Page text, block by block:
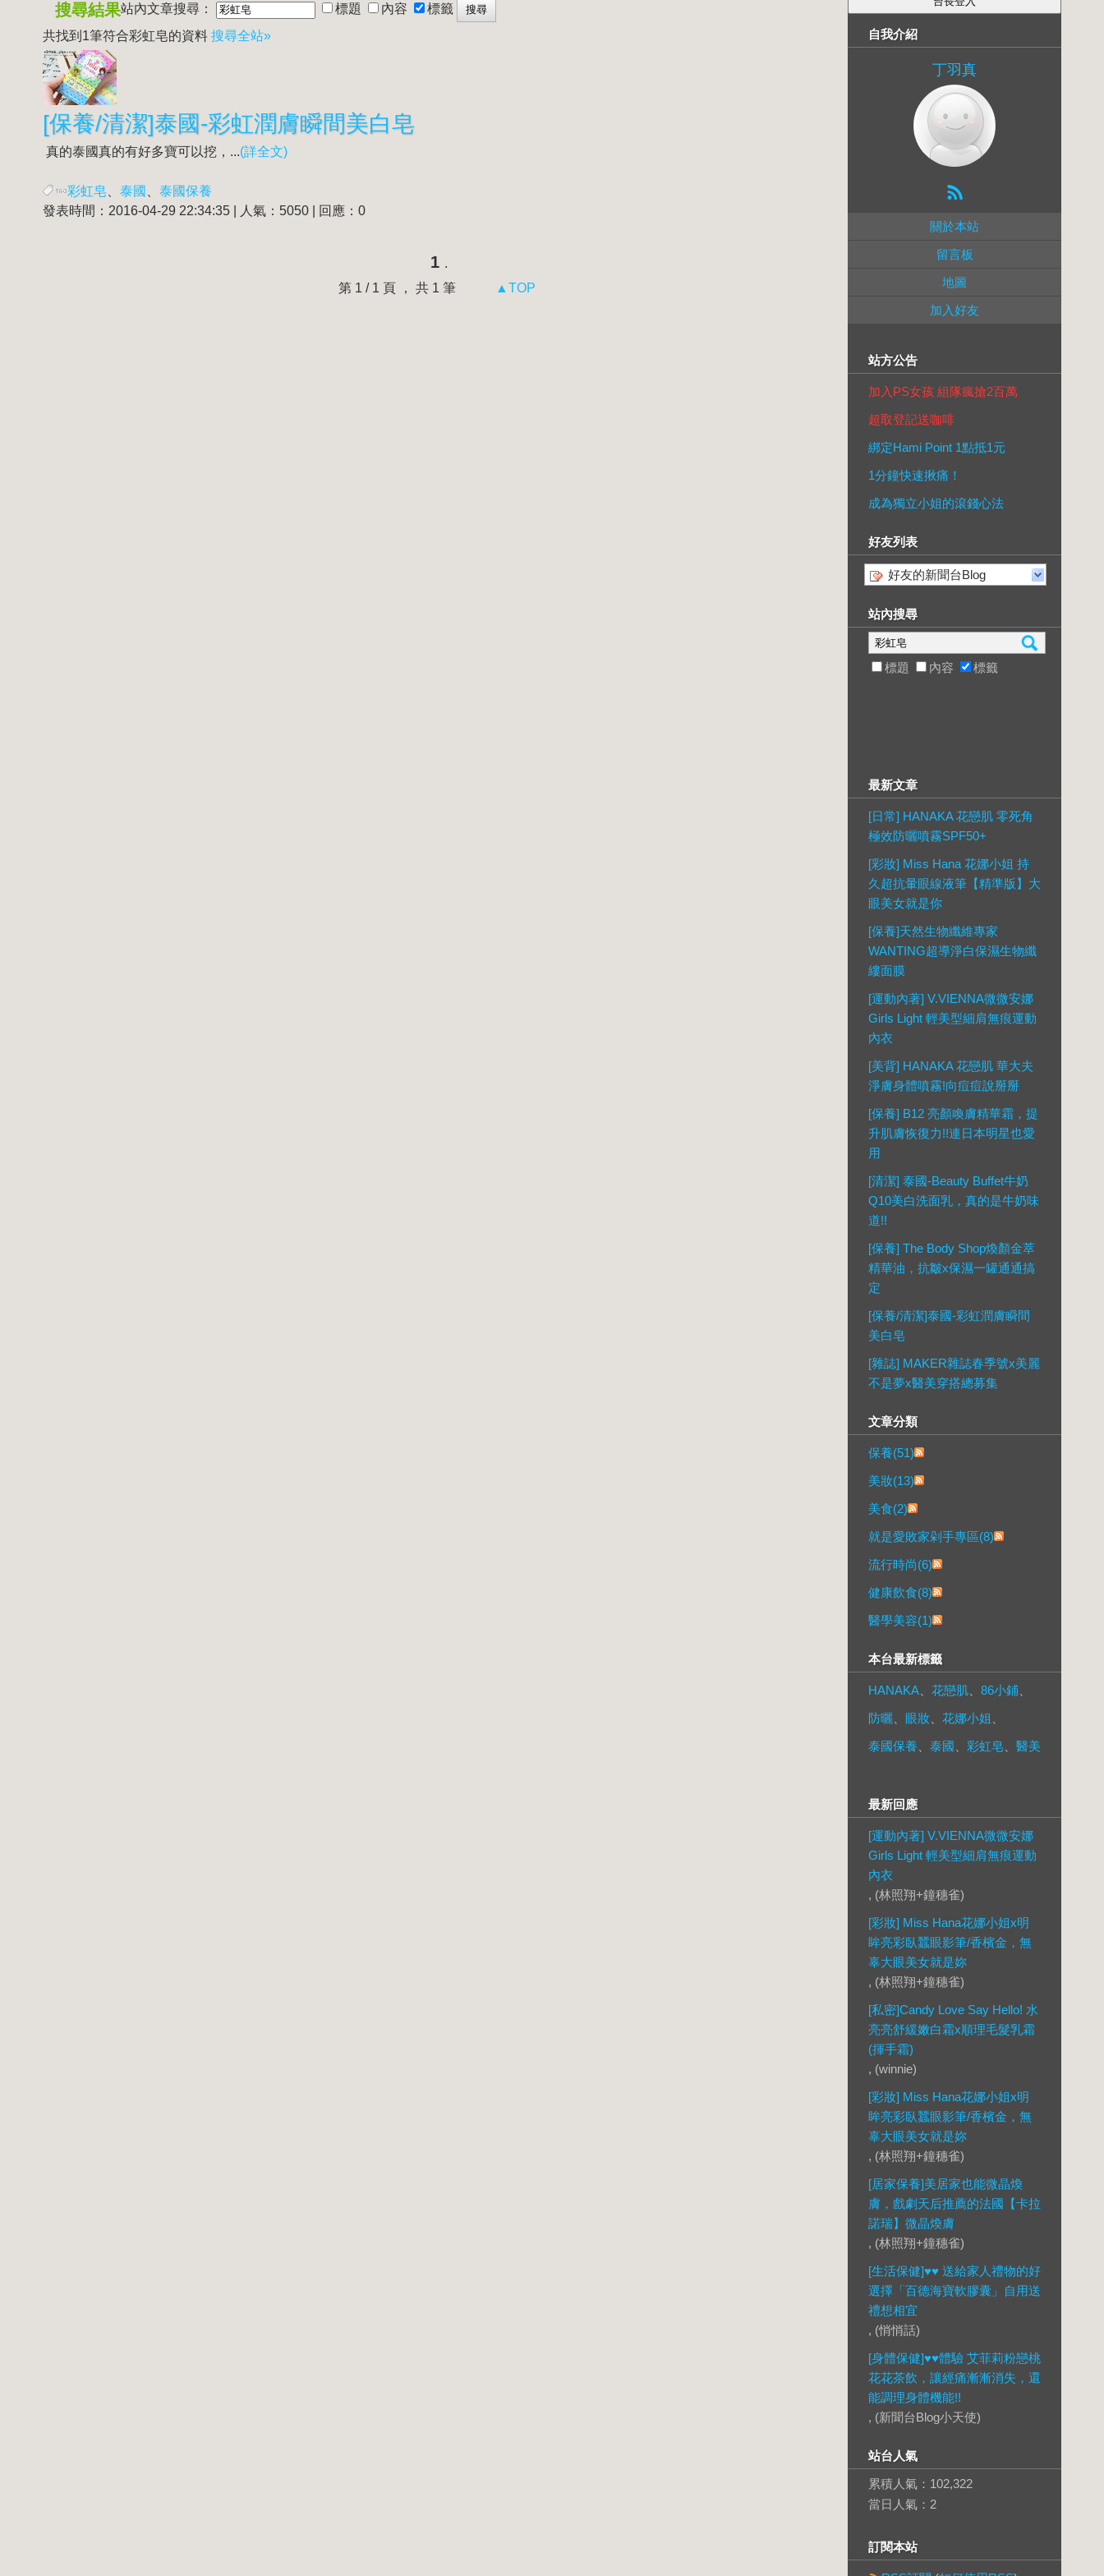
搜尋結果站內文章搜尋： 標題 內容
標籤
共找到1筆符合彩虹皂的資料 搜尋全站»
[保養/清潔]泰國-彩虹潤膚瞬間美白皂
真的泰國真的有好多寶可以挖，...(詳全文)
彩虹皂 泰國
泰國保養
發表時間：2016-04-29 22:34:35 | 人氣：5050 | 回應：0
1 .
第 1 / 1 頁 ， 共 1 筆
▲TOP
自我介紹
丁羽真
關於本站
留言板
地圖
加入好友
站方公告
加入PS女孩 組隊瘋搶2百萬
超取登記送咖啡
綁定Hami Point 1點抵1元
1分鐘快速揪痛！
成為獨立小姐的滾錢心法
好友列表
好友的新聞台Blog
站內搜尋
標題 內容 標籤
最新文章
[日常] HANAKA 花戀肌 零死角
極效防曬噴霧SPF50+
[彩妝] Miss Hana 花娜小姐 持
久超抗暈眼線液筆【精準版】大
眼美女就是你
[保養]天然生物纖維專家
WANTING超導淨白保濕生物纖
縷面膜
[運動內著] V.VIENNA微微安娜
Girls Light 輕美型細肩無痕運動
內衣
[美背] HANAKA 花戀肌 華大夫
淨膚身體噴霧!向痘痘說掰掰
[保養] B12 亮顏喚膚精華霜，提
升肌膚恢復力!!連日本明星也愛
用
[清潔] 泰國-Beauty Buffet牛奶
Q10美白洗面乳，真的是牛奶味
道!!
[保養] The Body Shop煥顏金萃
精華油，抗皺x保濕一罐通通搞
定
[保養/清潔]泰國-彩虹潤膚瞬間
美白皂
[雜誌] MAKER雜誌春季號x美麗
不是夢x醫美穿搭總募集
文章分類
保養(51)
美妝(13)
美食(2)
就是愛敗家剁手專區(8)
流行時尚(6)
健康飲食(8)
醫學美容(1)
本台最新標籤
HANAKA 花戀肌 86小鋪
防曬
眼妝 花娜小姐
泰國保養
泰國 彩虹皂 醫美
最新回應
[運動內著] V.VIENNA微微安娜
Girls Light 輕美型細肩無痕運動
內衣
, (林照翔+鐘穗雀)
[彩妝] Miss Hana花娜小姐x明
眸亮彩臥蠶眼影筆/香檳金，無
辜大眼美女就是妳
, (林照翔+鐘穗雀)
[私密]Candy Love Say Hello! 水
亮亮舒緩嫩白霜x順理毛髮乳霜
(揮手霜)
, (winnie)
[彩妝] Miss Hana花娜小姐x明
眸亮彩臥蠶眼影筆/香檳金，無
辜大眼美女就是妳
, (林照翔+鐘穗雀)
[居家保養]美居家也能微晶煥
膚，戲劇天后推薦的法國【卡拉
諾瑞】微晶煥膚
, (林照翔+鐘穗雀)
[生活保健]♥♥ 送給家人禮物的好
選擇「百德海寶軟膠囊」自用送
禮想相宜
, (悄悄話)
[身體保健]♥♥體驗 艾菲莉粉戀桃
花花茶飲，讓經痛漸漸消失，還
能調理身體機能!!
, (新聞台Blog小天使)
站台人氣
累積人氣： 102,322
當日人氣： 2
訂閱本站